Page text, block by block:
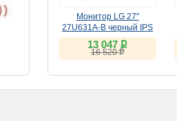
Монитор LG 27"
27U631A-B черный IPS
13 047ք
16 520ք